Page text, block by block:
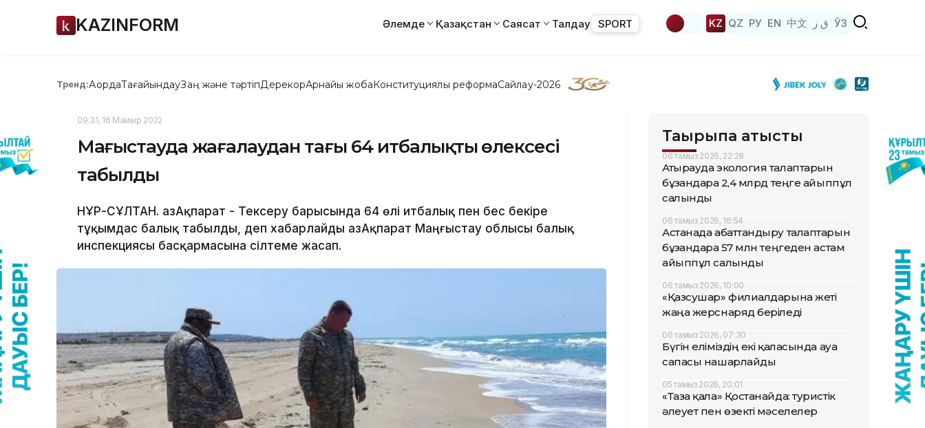
KAZINFORM Әлемде Қазақстан Саясат Талдау SPORT KZ QZ РУ EN 中文 ق ز ЎЗ
Тренд:АқордаТағайындауЗаң және тәртіпДерекқорАрнайы жобаКонституциялық реформаСайлау-2026
09:31, 16 Мамыр 2022
Маңғыстауда жағалаудан тағы 64 итбалықтың өлексесі
табылды
НҰР-СҰЛТАН. ҚазАқпарат - Тексеру барысында 64 өлі итбалық пен бес бекіре
тұқымдас балық табылды, деп хабарлайды ҚазАқпарат Маңғыстау облысы балық
инспекциясы басқармасына сілтеме жасап.
Тақырыпқа қатысты
06 тамыз 2026, 22:28
Атырауда экология талаптарын
бұзғандарға 2,4 млрд теңге айыппұл
салынды
06 тамыз 2026, 16:54
Астанада абаттандыру талаптарын
бұзғандарға 57 млн теңгеден астам
айыппұл салынды
06 тамыз 2026, 10:00
«Қазсушар» филиалдарына жеті
жаңа жерснаряд беріледі
06 тамыз 2026, 07:30
Бүгін еліміздің екі қаласында ауа
сапасы нашарлайды
05 тамыз 2026, 20:01
«Таза қала» Қостанайда: туристік
әлеует пен өзекті мәселелер